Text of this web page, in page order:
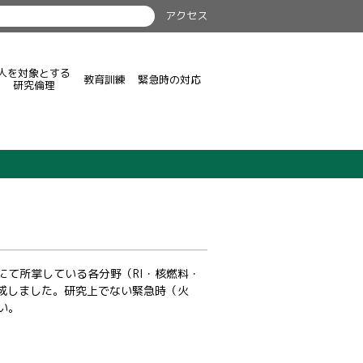
アクセス
を対象とする
研究倫理
教育訓練 緊急時の対応
所掌している各分野（RI・核燃料・
しました。研究上でない緊急時（火